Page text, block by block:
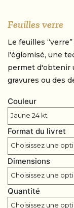
Feuilles verre
Le feuilles
l'églomisé, une
permet d'obtenir
gravures ou des
Couleur
Format du livret
Dimensions
Quantité